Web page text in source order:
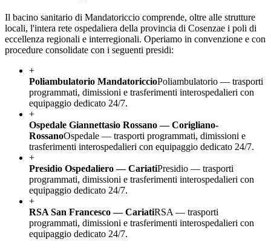
Il bacino sanitario di Mandatoriccio comprende, oltre alle strutture
locali, l'intera rete ospedaliera della provincia di Cosenzae i poli di
eccellenza regionali e interregionali. Operiamo in convenzione e con
procedure consolidate con i seguenti presidi:
+
Poliambulatorio MandatoriccioPoliambulatorio — trasporti
programmati, dimissioni e trasferimenti interospedalieri con
equipaggio dedicato 24/7.
+
Ospedale Giannettasio Rossano — Corigliano-
RossanoOspedale — trasporti programmati, dimissioni e
trasferimenti interospedalieri con equipaggio dedicato 24/7.
+
Presidio Ospedaliero — CariatiPresidio — trasporti
programmati, dimissioni e trasferimenti interospedalieri con
equipaggio dedicato 24/7.
+
RSA San Francesco — CariatiRSA — trasporti
programmati, dimissioni e trasferimenti interospedalieri con
equipaggio dedicato 24/7.